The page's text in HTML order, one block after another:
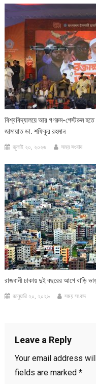
বিশ্ববিদ্যালয়ে আর গণরুম-গেস্টরুম হতে
জামায়াত ডা. শফিকুর রহমান
জুলাই ২০, ২০২৬ সময় সংবাদ
রাজধানী ঢাকায় দুই বছরের আগে বাড়ি
জানুয়ারি ২০, ২০২৬ সময় সংবাদ
Leave a Reply
Your email address
fields are marked *